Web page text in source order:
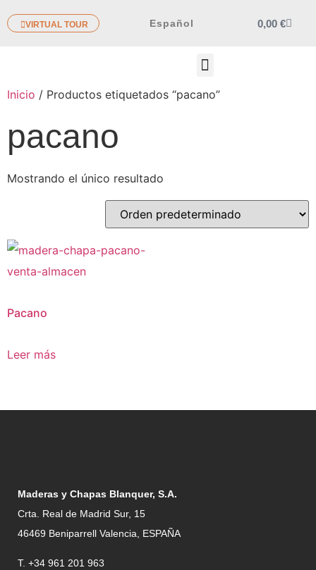
VIRTUAL TOUR Español 0,00 €
Inicio / Productos etiquetados “pacano”
pacano
Mostrando el único resultado
Pacano
Leer más
Maderas y Chapas Blanquer, S.A.
Crta. Real de Madrid Sur, 15
46469 Beniparrell Valencia, ESPAÑA
T. +34 961 201 963